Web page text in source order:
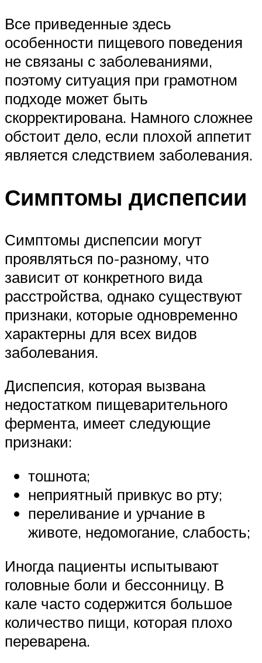
Все приведенные здесь
особенности пищевого поведения
не связаны с заболеваниями,
поэтому ситуация при грамотном
подходе может быть
скорректирована. Намного сложнее
обстоит дело, если плохой аппетит
является следствием заболевания.
Симптомы диспепсии
Симптомы диспепсии могут
проявляться по-разному, что
зависит от конкретного вида
расстройства, однако существуют
признаки, которые одновременно
характерны для всех видов
заболевания.
Диспепсия, которая вызвана
недостатком пищеварительного
фермента, имеет следующие
признаки:
тошнота;
неприятный привкус во рту;
переливание и урчание в
животе, недомогание, слабость;
Иногда пациенты испытывают
головные боли и бессонницу. В
кале часто содержится большое
количество пищи, которая плохо
переварена.